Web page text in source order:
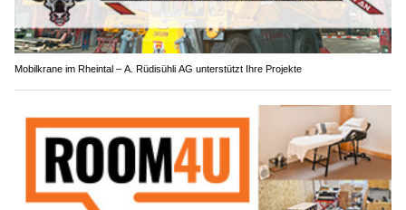
Mobilkrane im Rheintal – A. Rüdisühli AG unterstützt Ihre Projekte